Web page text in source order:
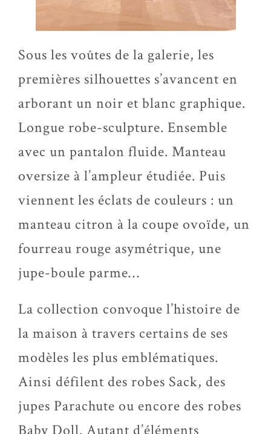
Sous les voûtes de la galerie, les
premières silhouettes s’avancent en
arborant un noir et blanc graphique.
Longue robe-sculpture. Ensemble
avec un pantalon fluide. Manteau
oversize à l’ampleur étudiée. Puis
viennent les éclats de couleurs : un
manteau citron à la coupe ovoïde, un
fourreau rouge asymétrique, une
jupe-boule parme…
La collection convoque l’histoire de
la maison à travers certains de ses
modèles les plus emblématiques.
Ainsi défilent des robes Sack, des
jupes Parachute ou encore des robes
Baby Doll. Autant d’éléments